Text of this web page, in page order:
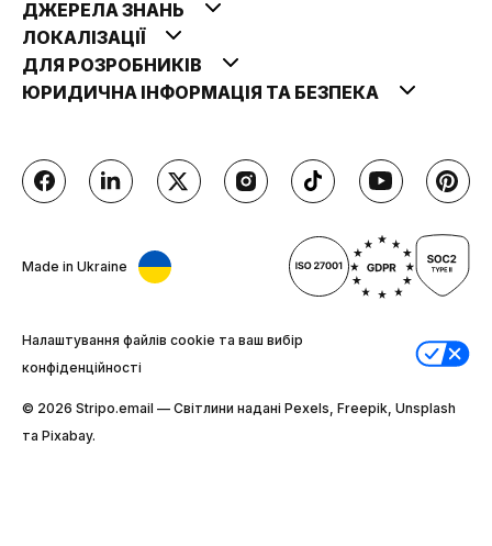
ДЖЕРЕЛА ЗНАНЬ
ЛОКАЛІЗАЦІЇ
ДЛЯ РОЗРОБНИКІВ
ЮРИДИЧНА ІНФОРМАЦІЯ ТА БЕЗПЕКА
Made in Ukraine
Налаштування файлів cookie та ваш вибір
конфіденційності
© 2026 Stripо.email — Світлини надані Pexels, Freepik, Unsplash
та Pixabay.